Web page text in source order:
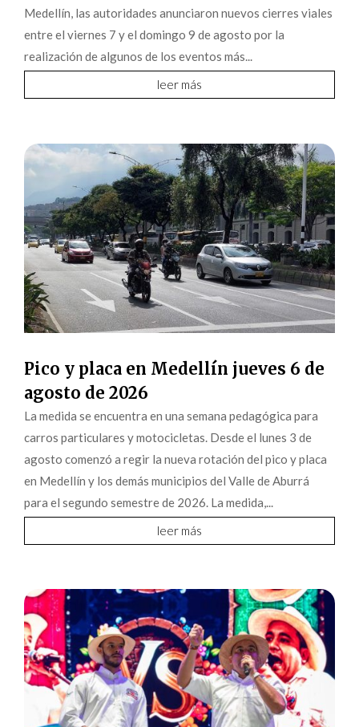
Medellín, las autoridades anunciaron nuevos cierres viales
entre el viernes 7 y el domingo 9 de agosto por la
realización de algunos de los eventos más...
leer más
Pico y placa en Medellín jueves 6 de
agosto de 2026
La medida se encuentra en una semana pedagógica para
carros particulares y motocicletas. Desde el lunes 3 de
agosto comenzó a regir la nueva rotación del pico y placa
en Medellín y los demás municipios del Valle de Aburrá
para el segundo semestre de 2026. La medida,...
leer más